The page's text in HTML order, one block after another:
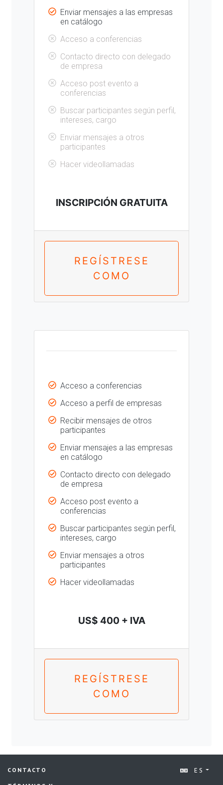
Enviar mensajes a las empresas
en catálogo
Acceso a conferencias
Contacto directo con delegado
de empresa
Acceso post evento a
conferencias
Buscar participantes según perfil,
intereses, cargo
Enviar mensajes a otros
participantes
Hacer videollamadas
INSCRIPCIÓN GRATUITA
REGÍSTRESE
COMO
Acceso a conferencias
Acceso a perfil de empresas
Recibir mensajes de otros
participantes
Enviar mensajes a las empresas
en catálogo
Contacto directo con delegado
de empresa
Acceso post evento a
conferencias
Buscar participantes según perfil,
intereses, cargo
Enviar mensajes a otros
participantes
Hacer videollamadas
US$ 400 + IVA
REGÍSTRESE
COMO
CONTACTO ES